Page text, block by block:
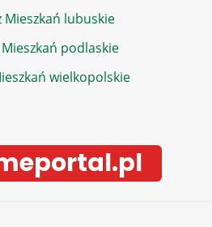
Mieszkań lubuskie
podlaskie
wielkopolskie